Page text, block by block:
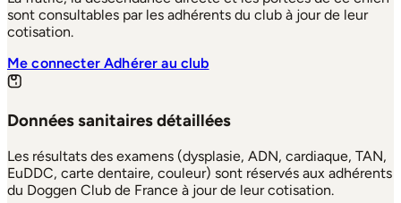
sont consultables par les adhérents du club à jour de leur
cotisation.
Me connecterAdhérer au club
Données sanitaires détaillées
Les résultats des examens (dysplasie, ADN, cardiaque, TAN,
EuDDC, carte dentaire, couleur) sont réservés aux adhérents
du Doggen Club de France à jour de leur cotisation.